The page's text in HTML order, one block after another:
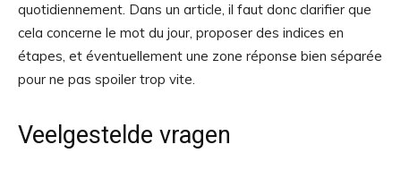
quotidiennement. Dans un article, il faut donc clarifier que
cela concerne le mot du jour, proposer des indices en
étapes, et éventuellement une zone réponse bien séparée
pour ne pas spoiler trop vite.
Veelgestelde vragen